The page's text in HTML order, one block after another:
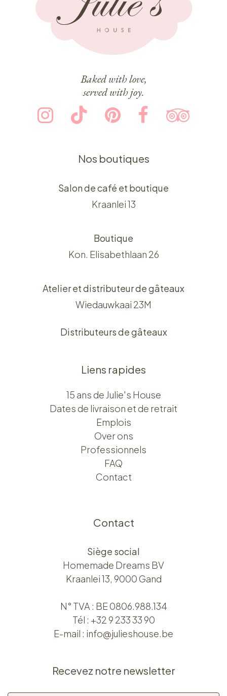
Baked with love,
served with joy.
Nos boutiques
Salon de café et boutique
Kraanlei 13
Boutique
Kon. Elisabethlaan 26
Atelier et distributeur de gâteaux
Wiedauwkaai 23M
Distributeurs de gâteaux
Liens rapides
15 ans de Julie's House
Dates de livraison et de retrait
Emplois
Over ons​​
Professionnels
FAQ
Contact
Contact
Siège social
Homemade Dreams BV
Kraanlei 13, 9000 Gand
N° TVA : BE 0806.988.134
Tél : +32 9 233 33 90
E-mail : info@julieshouse.be
Recevez notre newsletter